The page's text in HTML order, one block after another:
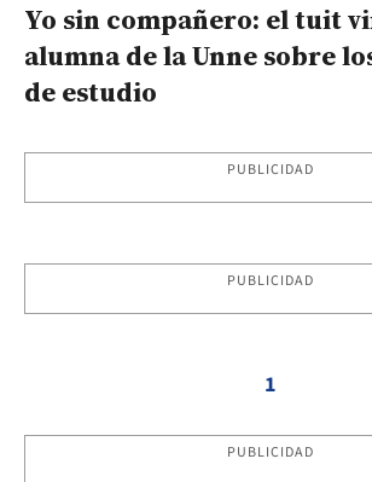
Yo sin compañero: el tuit
alumna de la Unne sobre
de estudio
PUBLICIDAD
PUBLICIDAD
1
PUBLICIDAD